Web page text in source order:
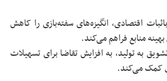
اقتصادی، انگیزه‌های سفته‌بازی را کاهش
منابع فراهم می‌کند.
به تولید، به افزایش تقاضا برای تسهیلات
کمک می‌کند.